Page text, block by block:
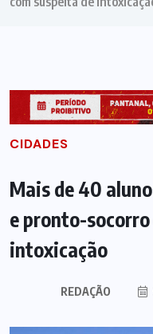
CIDADES
Mais de 40
e pronto-
intoxicação
REDAÇÃO